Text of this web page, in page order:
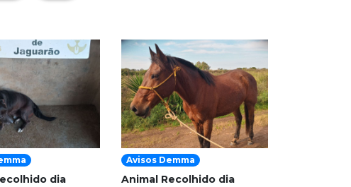
dia
Avisos Demma
Animal Recolhido dia